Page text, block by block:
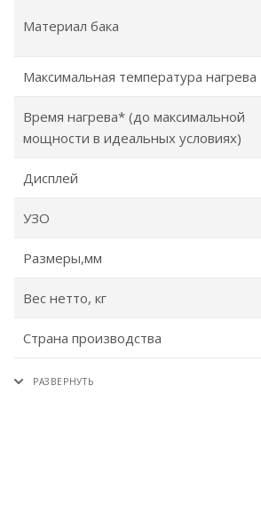
Материал бака
Максимальная температура нагрева
Время нагрева* (до максимальной
мощности в идеальных условиях)
Дисплей
УЗО
Размеры,мм
Вес нетто, кг
Страна производства